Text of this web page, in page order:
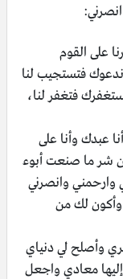
على القوم
ندعوك فتستجيب لنا
فتغفر لنا،
عبدك وأنا على
شر ما صنعت أبوء
وارحمني وانصرني
وأكون لك من
وأصلح لي دنياي
معادي واجعل